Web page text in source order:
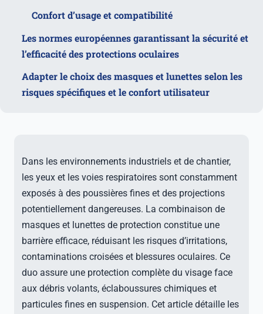
Confort d’usage et compatibilité
Les normes européennes garantissant la sécurité et
l’efficacité des protections oculaires
Adapter le choix des masques et lunettes selon les
risques spécifiques et le confort utilisateur
Dans les environnements industriels et de chantier,
les yeux et les voies respiratoires sont constamment
exposés à des poussières fines et des projections
potentiellement dangereuses. La combinaison de
masques et lunettes de protection constitue une
barrière efficace, réduisant les risques d’irritations,
contaminations croisées et blessures oculaires. Ce
duo assure une protection complète du visage face
aux débris volants, éclaboussures chimiques et
particules fines en suspension. Cet article détaille les